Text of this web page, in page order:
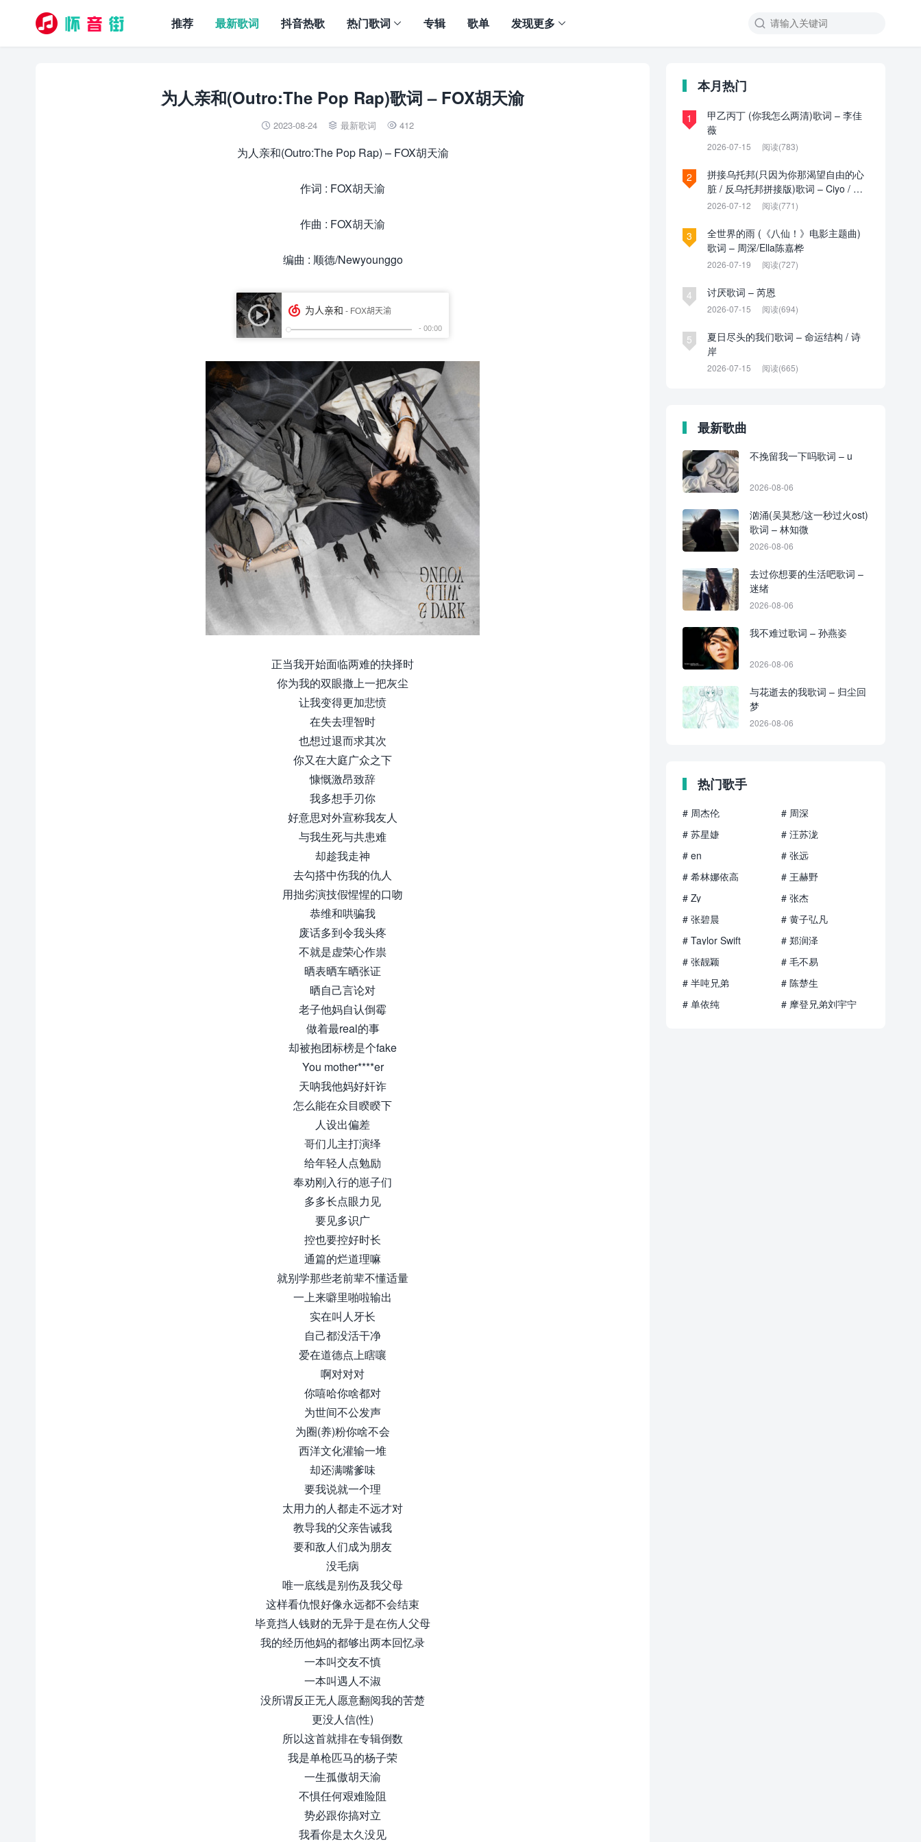

推荐 最新歌词 抖音热歌 热门歌词 专辑 歌单 发现更多
为人亲和(Outro:The Pop Rap)歌词 – FOX胡天渝
 2023-08-24  最新歌词  412
为人亲和(Outro:The Pop Rap) – FOX胡天渝
作词 : FOX胡天渝
作曲 : FOX胡天渝
编曲 : 顺德/Newyounggo
正当我开始面临两难的抉择时
你为我的双眼撒上一把灰尘
让我变得更加悲愤
在失去理智时
也想过退而求其次
你又在大庭广众之下
慷慨激昂致辞
我多想手刃你
好意思对外宣称我友人
与我生死与共患难
却趁我走神
去勾搭中伤我的仇人
用拙劣演技假惺惺的口吻
恭维和哄骗我
废话多到令我头疼
不就是虚荣心作祟
晒表晒车晒张证
晒自己言论对
老子他妈自认倒霉
做着最real的事
却被抱团标榜是个fake
You mother****er
天呐我他妈好奸诈
怎么能在众目睽睽下
人设出偏差
哥们儿主打演绎
给年轻人点勉励
奉劝刚入行的崽子们
多多长点眼力见
要见多识广
控也要控好时长
通篇的烂道理嘛
就别学那些老前辈不懂适量
一上来噼里啪啦输出
实在叫人牙长
自己都没活干净
爱在道德点上瞎嚷
啊对对对
你嘻哈你啥都对
为世间不公发声
为圈(养)粉你啥不会
西洋文化灌输一堆
却还满嘴爹味
要我说就一个理
太用力的人都走不远才对
教导我的父亲告诫我
要和敌人们成为朋友
没毛病
唯一底线是别伤及我父母
这样看仇恨好像永远都不会结束
毕竟挡人钱财的无异于是在伤人父母
我的经历他妈的都够出两本回忆录
一本叫交友不慎
一本叫遇人不淑
没所谓反正无人愿意翻阅我的苦楚
更没人信(性)
所以这首就排在专辑倒数
我是单枪匹马的杨子荣
一生孤傲胡天渝
不惧任何艰难险阻
势必跟你搞对立
我看你是太久没见
本月热门
1
甲乙丙丁 (你我怎么两清)歌词 – 李佳
薇
2026-07-15 阅读(783)
2
拼接乌托邦(只因为你那渴望自由的心
脏 / 反乌托邦拼接版)歌词 – Ciyo / 见
过夏天P / 乌托邦P
2026-07-12 阅读(771)
3
全世界的雨 (《八仙！》电影主题曲)
歌词 – 周深/Ella陈嘉桦
2026-07-19 阅读(727)
4 讨厌歌词 – 芮恩
2026-07-15 阅读(694)
5
夏日尽头的我们歌词 – 命运结构 / 诗
岸
2026-07-15 阅读(665)
最新歌曲
不挽留我一下吗歌词 – u
2026-08-06
汹涌(吴莫愁/这一秒过火ost)
歌词 – 林知微
2026-08-06
去过你想要的生活吧歌词 –
迷绪
2026-08-06
我不难过歌词 – 孙燕姿
2026-08-06
与花逝去的我歌词 – 归尘回
梦
2026-08-06
热门歌手
# 周杰伦
# 周深
# 苏星婕
# 汪苏泷
# en
# 张远
# 希林娜依高
# 王赫野
# Zy
# 张杰
# 张碧晨
# 黄子弘凡
# Taylor Swift
# 郑润泽
# 张靓颖
# 毛不易
# 半吨兄弟
# 陈楚生
# 单依纯
# 摩登兄弟刘宇宁